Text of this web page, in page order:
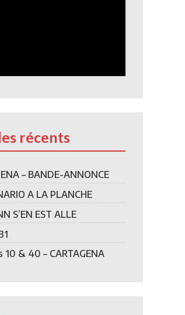
récents
– BANDE-ANNONCE
A LA PLANCHE
S’EN EST ALLE
10 & 40 – CARTAGENA